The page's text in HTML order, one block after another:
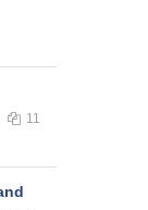
11